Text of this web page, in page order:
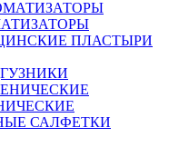
ПЛАСТЫРИ
САЛФЕТКИ